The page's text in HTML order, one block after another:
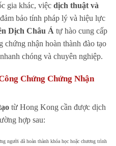
gia khác, việc dịch thuật và
bảo tính pháp lý và hiệu lực
Dịch Châu Á tự hào cung cấp
nhận hoàn thành đào tạo
chóng và chuyên nghiệp.
Chứng Chứng Nhận
từ Hong Kong cần được dịch
hợp sau:
người đã hoàn thành khóa học hoặc chương trình